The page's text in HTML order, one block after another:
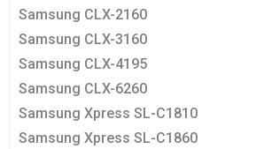
Samsung CLX-2160
Samsung CLX-3160
Samsung CLX-4195
Samsung CLX-6260
Samsung Xpress SL-C1810
Samsung Xpress SL-C1860